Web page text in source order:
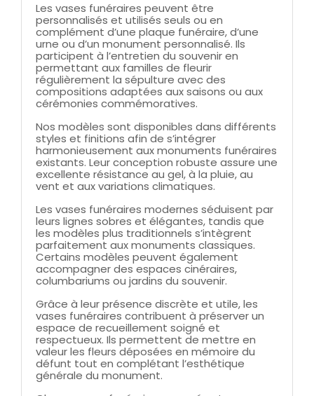
Les vases funéraires peuvent être
personnalisés et utilisés seuls ou en
complément d’une plaque funéraire, d’une
urne ou d’un monument personnalisé. Ils
participent à l’entretien du souvenir en
permettant aux familles de fleurir
régulièrement la sépulture avec des
compositions adaptées aux saisons ou aux
cérémonies commémoratives.
Nos modèles sont disponibles dans différents
styles et finitions afin de s’intégrer
harmonieusement aux monuments funéraires
existants. Leur conception robuste assure une
excellente résistance au gel, à la pluie, au
vent et aux variations climatiques.
Les vases funéraires modernes séduisent par
leurs lignes sobres et élégantes, tandis que
les modèles plus traditionnels s’intègrent
parfaitement aux monuments classiques.
Certains modèles peuvent également
accompagner des espaces cinéraires,
columbariums ou jardins du souvenir.
Grâce à leur présence discrète et utile, les
vases funéraires contribuent à préserver un
espace de recueillement soigné et
respectueux. Ils permettent de mettre en
valeur les fleurs déposées en mémoire du
défunt tout en complétant l’esthétique
générale du monument.